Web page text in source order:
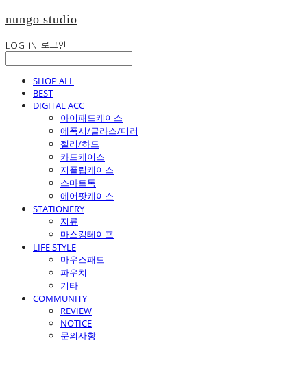
nungo studio
LOG IN 로그인
SHOP ALL
BEST
DIGITAL ACC
아이패드케이스
에폭시/글라스/미러
젤리/하드
카드케이스
지플립케이스
스마트톡
에어팟케이스
STATIONERY
지류
마스킹테이프
LIFE STYLE
마우스패드
파우치
기타
COMMUNITY
REVIEW
NOTICE
문의사항